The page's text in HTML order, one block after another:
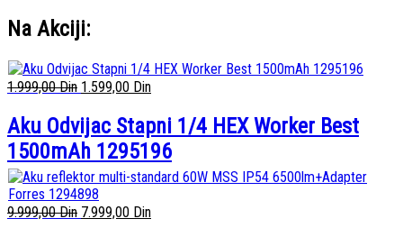
Na Akciji:
1.999,00Din 1.599,00 Din
Aku Odvijac Stapni 1/4 HEX Worker Best
1500mAh 1295196
9.999,00Din 7.999,00 Din